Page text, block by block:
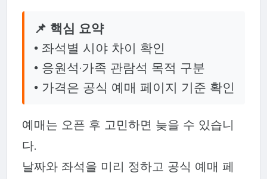
📌 핵심 요약
• 좌석별 시야 차이 확인
• 응원석·가족 관람석 목적 구분
• 가격은 공식 예매 페이지 기준 확인
예매는 오픈 후 고민하면 늦을 수 있습니
다.
날짜와 좌석을 미리 정하고 공식 예매 페